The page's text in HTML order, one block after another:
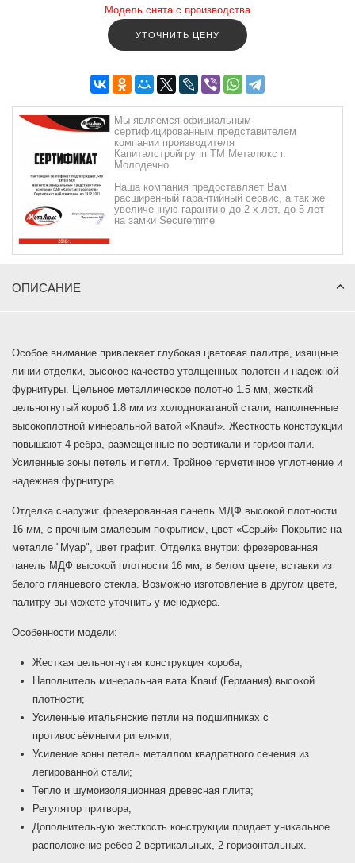
Модель снята с производства
УТОЧНИТЬ ЦЕНУ
Мы являемся официальным
сертифицированным представителем
компании производителя
Капиталстройгрупп ТМ Металюкс г.
Молодечно.
Наша компания предоставляет Вам
расширенный гарантийный сервис, а так же
увеличенную гарантию до 2-х лет, до 5 лет
на замки Securemme
ОПИСАНИЕ
Особое внимание привлекает глубокая цветовая палитра, изящные
линии отделки, высокое качество утолщенных полотен и надежной
фурнитуры. Цельное металлическое полотно 1.5 мм, жесткий
цельногнутый короб 1.8 мм из холоднокатаной стали, наполненные
высокоплотной минеральной ватой «Knauf». Жесткость конструкции
повышают 4 ребра, размещенные по вертикали и горизонтали.
Усиленные зоны петель и петли. Тройное герметичное уплотнение и
надежная фурнитура.
Отделка снаружи: фрезерованная панель МДФ высокой плотности
16 мм, с прочным эмалевым покрытием, цвет «Серый» Покрытие на
металле "Муар", цвет графит. Отделка внутри: фрезерованная
панель МДФ высокой плотности 16 мм, в белом цвете, вставки из
белого глянцевого стекла. Возможно изготовление в другом цвете,
палитру вы можете уточнить у менеджера.
Особенности модели:
Жесткая цельногнутая конструкция короба;
Наполнитель минеральная вата Knauf (Германия) высокой
плотности;
Усиленные итальянские петли на подшипниках с
противосъёмными ригелями;
Усиление зоны петель металлом квадратного сечения из
легированной стали;
Тепло и шумоизоляционная древесная плита;
Регулятор притвора;
Дополнительную жесткость конструкции придает уникальное
расположение ребер 2 вертикальных, 2 горизонтальных.